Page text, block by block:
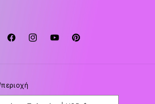
FacebookInstagramYouTubePinterest